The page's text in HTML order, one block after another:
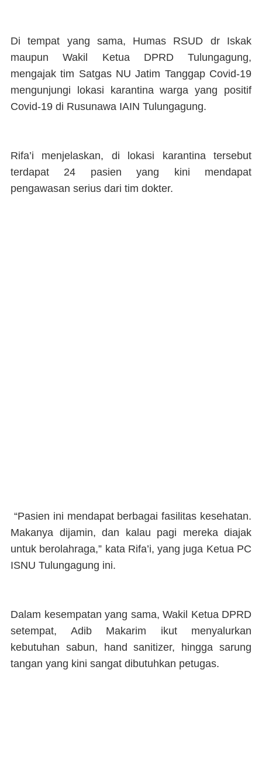
Di tempat yang sama, Humas RSUD dr Iskak
maupun Wakil Ketua DPRD Tulungagung,
mengajak tim Satgas NU Jatim Tanggap Covid-19
mengunjungi lokasi karantina warga yang positif
Covid-19 di Rusunawa IAIN Tulungagung.
Rifa’i menjelaskan, di lokasi karantina tersebut
terdapat 24 pasien yang kini mendapat
pengawasan serius dari tim dokter.
“Pasien ini mendapat berbagai fasilitas kesehatan.
Makanya dijamin, dan kalau pagi mereka diajak
untuk berolahraga,” kata Rifa’i, yang juga Ketua PC
ISNU Tulungagung ini.
Dalam kesempatan yang sama, Wakil Ketua DPRD
setempat, Adib Makarim ikut menyalurkan
kebutuhan sabun, hand sanitizer, hingga sarung
tangan yang kini sangat dibutuhkan petugas.